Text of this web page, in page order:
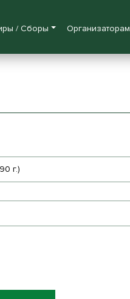
/ Сборы Организаторам
г.)